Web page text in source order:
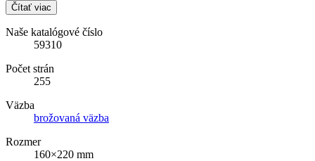
Čítať viac
Naše katalógové číslo
59310
Počet strán
255
Väzba
brožovaná väzba
Rozmer
160×220 mm